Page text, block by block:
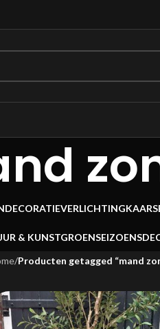
VERLICHTING
& KUNSTGROEN
/Producten getagged “mand